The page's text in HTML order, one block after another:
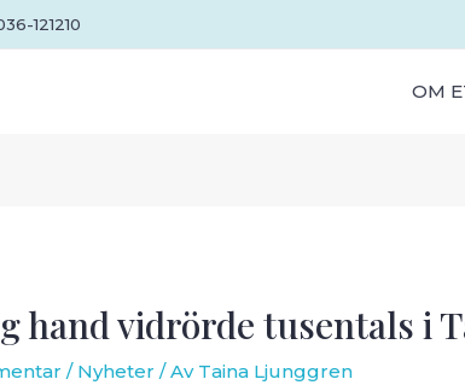
121210
OM
hand vidrörde tusentals i
/ Nyheter / Av Taina Ljunggren